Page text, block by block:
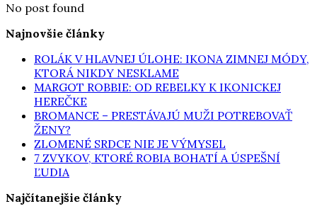
No post found
Najnovšie články
ROLÁK V HLAVNEJ ÚLOHE: IKONA ZIMNEJ MÓDY,
KTORÁ NIKDY NESKLAME
MARGOT ROBBIE: OD REBELKY K IKONICKEJ
HEREČKE
BROMANCE – PRESTÁVAJÚ MUŽI POTREBOVAŤ
ŽENY?
ZLOMENÉ SRDCE NIE JE VÝMYSEL
7 ZVYKOV, KTORÉ ROBIA BOHATÍ A ÚSPEŠNÍ
ĽUDIA
Najčítanejšie články